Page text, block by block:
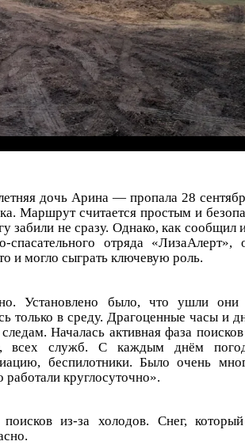
дочь Арина — пропала 28
Маршрут считается простым и
забили не сразу. Однако, как сообщил
спасательного отряда «ЛизаАлерт»,
и могло сыграть ключевую роль.
Установлено было, что ушли
только в среду. Драгоценные часы и
Началась активная фаза
всех служб. С каждым днём
беспилотники. Было очень
круглосуточно».
из-за холодов. Снег,